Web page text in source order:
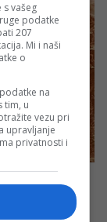
vašeg
podatke
207
Mi i naši
o
na
tim, u
vezu pri
upravljanje
privatnosti i